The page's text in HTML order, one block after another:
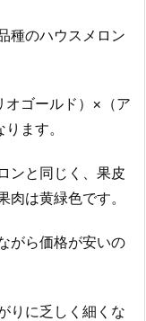
種のハウスメロン
オゴールド）×（ア
ます。
ンと同じく、果皮
は黄緑色です。
がら価格が安いの
りに乏しく細くな